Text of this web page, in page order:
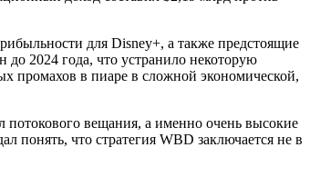
для Disney+, а также предстоящие
2024 года, что устранило некоторую
промахов в пиаре в сложной экономической,
потокового вещания, а именно очень высокие
понять, что стратегия WBD заключается не в